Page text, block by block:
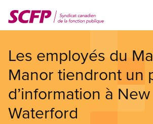
au
contenu
Les employés du
Manor tiendront un
d’information à New
Waterford